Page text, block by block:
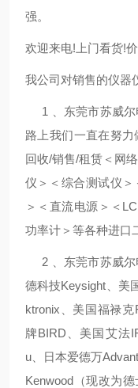
强。
欢迎来电!上门看货!
我公司对销售的仪器
1 、东莞市苏威尔
路上我们一直在努
回收/销售/租赁＜网
仪＞＜综合测试仪
＞＜直流电源＞＜
功率计＞等各种进口
2 、东莞市苏威尔
德科技Keysight、美
ktronix、美国福禄
牌BIRD、美国艾法
u、日本爱德万
Kenwood（现改为